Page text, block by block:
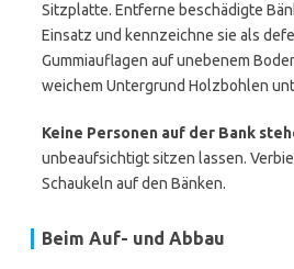
Sitzplatte. Entferne beschädigte
Einsatz und kennzeichne sie als
Gummiauflagen auf unebenem
weichem Untergrund Holzbohlen
Keine Personen auf der Bank
unbeaufsichtigt sitzen lassen.
Schaukeln auf den Bänken.
Beim Auf- und Abbau